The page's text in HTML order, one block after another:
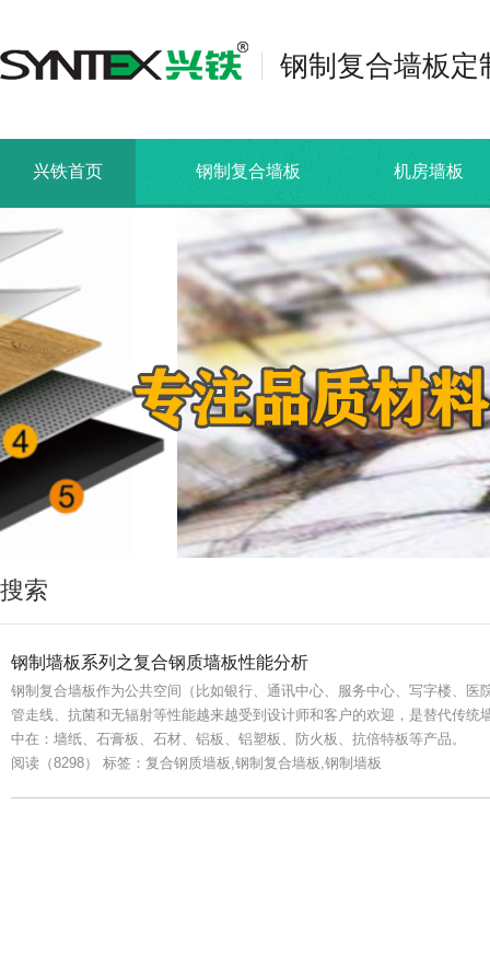
钢制复合墙板定
兴铁首页 钢制复合墙板 机房墙板
搜索
钢制墙板系列之复合钢质墙板性能分析
钢制复合墙板作为公共空间（比如银行、通讯中心、服务中心、写字楼、
管走线、抗菌和无辐射等性能越来越受到设计师和客户的欢迎，是替代传
中在：墙纸、石膏板、石材、铝板、铝塑板、防火板、抗倍特板等产品。
阅读（8298） 标签：复合钢质墙板,钢制复合墙板,钢制墙板